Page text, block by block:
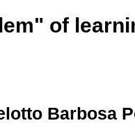
of
Barbosa